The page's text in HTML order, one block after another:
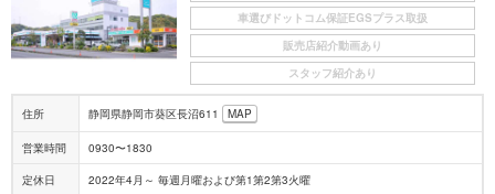
車選びドットコム保証EGSプラス取扱
販売店紹介動画あり
スタッフ紹介あり
住所 静岡県静岡市葵区長沼611 MAP
営業時間 0930〜1830
定休日 2022年4月～ 毎週月曜および第1第2第3火曜